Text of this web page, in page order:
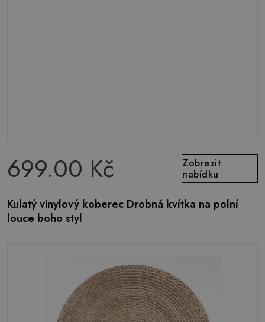
699.00 Kč
Zobrazit
nabídku
Kulatý vinylový koberec Drobná kvítka na polní
louce boho styl